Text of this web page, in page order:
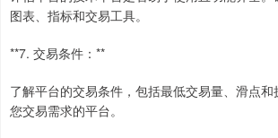
图表、指标和交易工具。
**7. 交易条件：**
了解平台的交易条件，包括最低交易量、滑点
您交易需求的平台。